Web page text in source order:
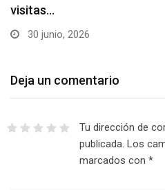
visitas…
30 junio, 2026
Deja un comentario
Tu dirección de
publicada. Los
marcados con *